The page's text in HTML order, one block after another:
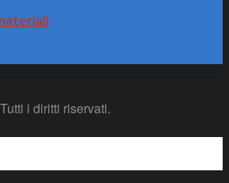
i diritti riservati.